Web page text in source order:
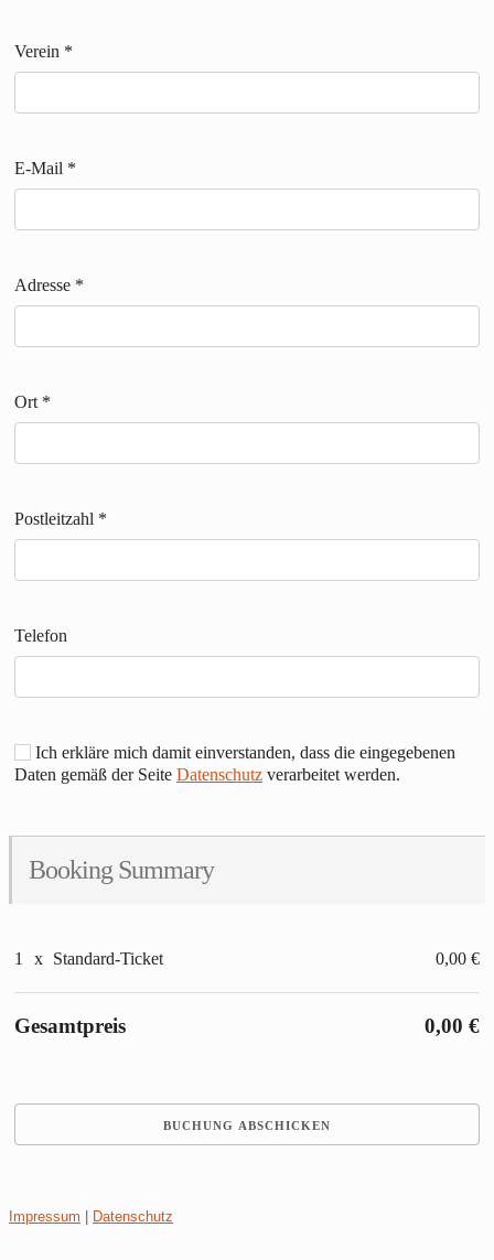
Verein *
E-Mail *
Adresse *
Ort *
Postleitzahl *
Telefon
Ich erkläre mich damit einverstanden, dass die eingegebenen
Daten gemäß der Seite Datenschutz verarbeitet werden.
Booking Summary
1 x Standard-Ticket 0,00 €
Gesamtpreis 0,00 €
Impressum Datenschutz